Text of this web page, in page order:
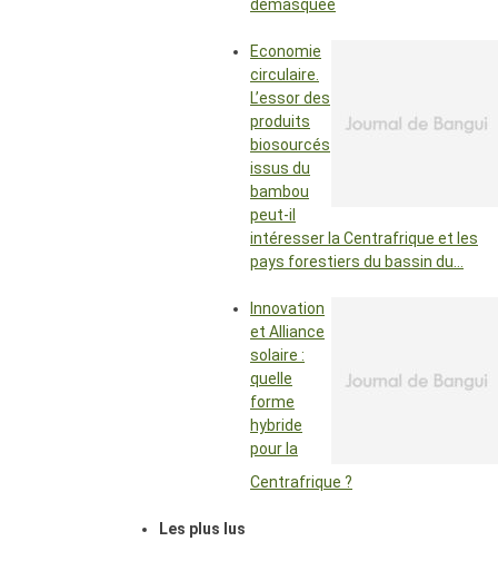
démasquée
Economie
circulaire.
L’essor des
produits
biosourcés
issus du
bambou
peut-il
intéresser la Centrafrique et les
pays forestiers du bassin du…
Innovation
et Alliance
solaire :
quelle
forme
hybride
pour la
Centrafrique ?
Les plus lus